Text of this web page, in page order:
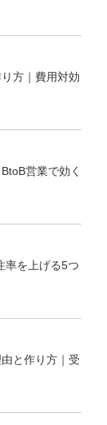
方｜費用対効
営業で効く
率を上げる5つ
と作り方｜受